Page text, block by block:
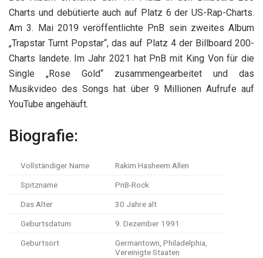
Charts und debütierte auch auf Platz 6 der US-Rap-Charts.
Am 3. Mai 2019 veröffentlichte PnB sein zweites Album
„Trapstar Turnt Popstar“, das auf Platz 4 der Billboard 200-
Charts landete. Im Jahr 2021 hat PnB mit King Von für die
Single „Rose Gold“ zusammengearbeitet und das
Musikvideo des Songs hat über 9 Millionen Aufrufe auf
YouTube angehäuft.
Biografie:
Vollständiger Name Rakim Hasheem Allen
Spitzname PnB-Rock
Das Alter 30 Jahre alt
Geburtsdatum 9. Dezember 1991
Geburtsort
Germantown, Philadelphia,
Vereinigte Staaten